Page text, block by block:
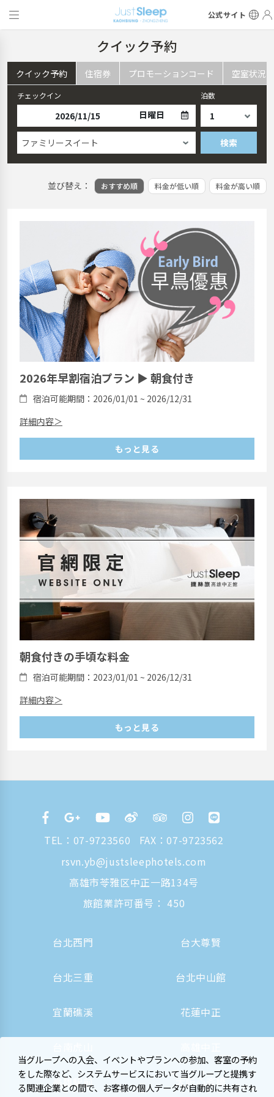
公式サイト
クイック予約
クイック予約 住宿券 プロモーションコード 空室状況
チェックイン
日曜日
泊数
ファミリースイート 検索
並び替え： おすすめ順 料金が低い順 料金が高い順
2026年早割宿泊プラン ▶ 朝食付き
宿泊可能期間：2026/01/01 ~ 2026/12/31
詳細内容＞
もっと見る
朝食付きの手頃な料金
宿泊可能期間：2023/01/01 ~ 2026/12/31
詳細内容＞
もっと見る
TEL： 07-9723560
FAX：07-9723562
rsvn.yb@justsleephotels.com
高雄市苓雅区中正一路134号
旅館業許可番号： 450
台北西門 台大尊賢
台北三重 台北中山館
宜蘭礁溪 花蓮中正
高雄駅前 大阪心斎橋
当グループへの入会、イベントやプランへの参加、客室の予約
をした際など、システムサービスにおいて当グループと提携す
る関連企業との間で、お客様の個人データが自動的に共有され